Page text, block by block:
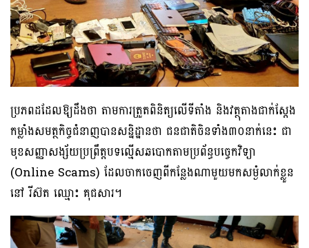
ប្រភពដដែលឱ្យដឹងថា តាមការត្រួតពិនិត្យលើទីតាំង និងវត្ថុតាងជាក់ស្តែង
កម្លាំងសមត្ថកិច្ចជំនាញបានសន្និដ្ឋានថា ជនជាតិចិនទាំង៣០នាក់នេះ ជា
មុខសញ្ញាសង្ស័យប្រព្រឹត្តបទល្មើសឆបោកតាមប្រព័ន្ធបច្ចេកវិទ្យា
(Online Scams) ដែលចាកចេញពីកន្លែងណាមួយមកសម្ងំលាក់ខ្លួន
នៅ រីស៊ត ឈ្មោះ គុជសារ។